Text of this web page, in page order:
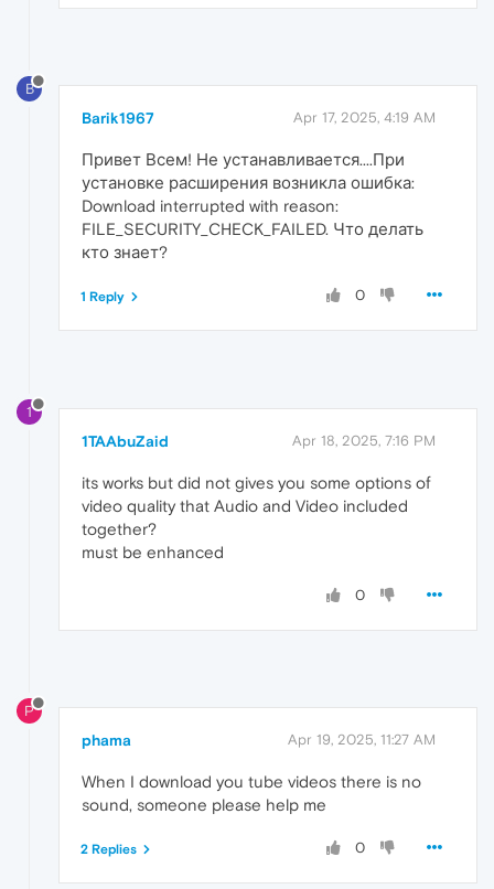
B
Barik1967 Apr 17, 2025, 4:19 AM
Привет Всем! Не устанавливается....При
установке расширения возникла ошибка:
Download interrupted with reason:
FILE_SECURITY_CHECK_FAILED. Что делать
кто знает?
0
1 Reply
1
1TAAbuZaid Apr 18, 2025, 7:16 PM
its works but did not gives you some options of
video quality that Audio and Video included
together?
must be enhanced
0
P
phama Apr 19, 2025, 11:27 AM
When I download you tube videos there is no
sound, someone please help me
0
2 Replies